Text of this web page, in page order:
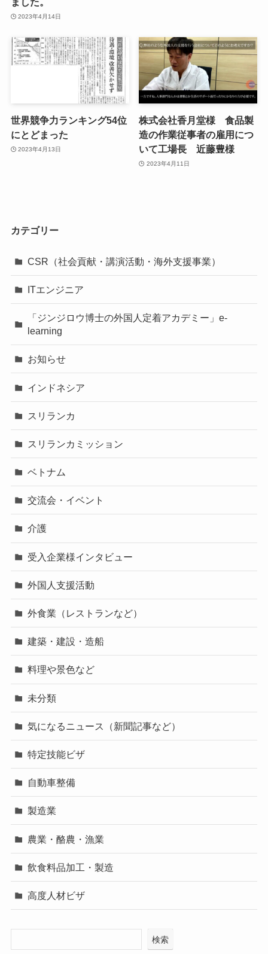
2023年4月14日
世界競争力ランキング54位
にとどまった
2023年4月13日
株式会社香月堂様 食品製
造の作業従事者の雇用につ
いて工場長 近藤豊様
2023年4月11日
カテゴリー
CSR（社会貢献・講演活動・海外支援事業）
ITエンジニア
「ジンジロウ博士の外国人定着アカデミー」e-
learning
お知らせ
インドネシア
スリランカ
スリランカミッション
ベトナム
交流会・イベント
介護
受入企業様インタビュー
外国人支援活動
外食業（レストランなど）
建築・建設・造船
料理や景色など
未分類
気になるニュース（新聞記事など）
特定技能ビザ
自動車整備
製造業
農業・酪農・漁業
飲食料品加工・製造
高度人材ビザ
検索